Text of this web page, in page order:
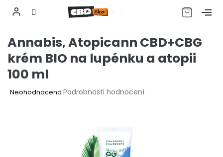
na
obsah
CZK
Annabis, Atopicann CBD+CBG
krém BIO na lupénku a atopii
100 ml
Průměrné
Neohodnoceno Podrobnosti hodnocení